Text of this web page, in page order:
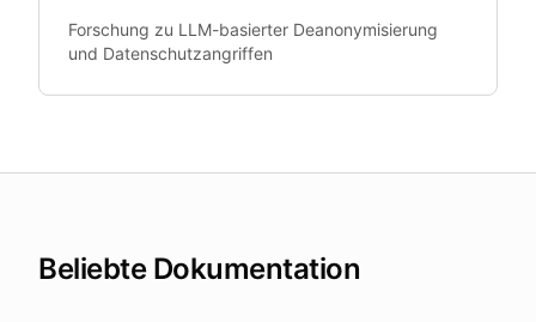
Forschung zu LLM-basierter Deanonymisierung
und Datenschutzangriffen
Beliebte Dokumentation